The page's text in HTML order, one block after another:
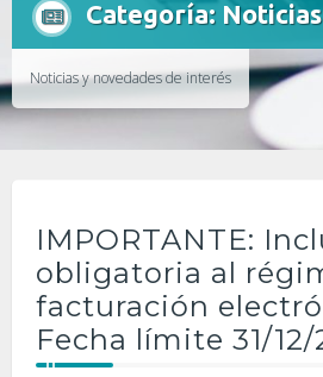
Categoría:
Noticias y novedades de interés
IMPORTANTE:
obligatoria al
facturación
Fecha límite 31/12/